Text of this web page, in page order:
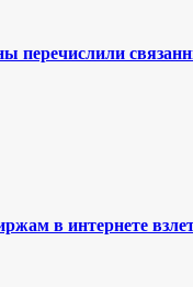
перечислили
в интернете